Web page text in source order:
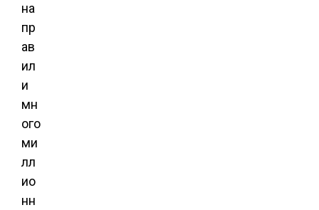
на
пр
ав
ил
и
мн
ого
ми
лл
ио
нн